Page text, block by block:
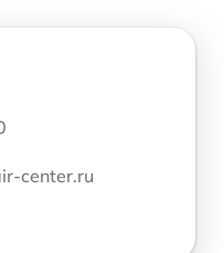
center.ru